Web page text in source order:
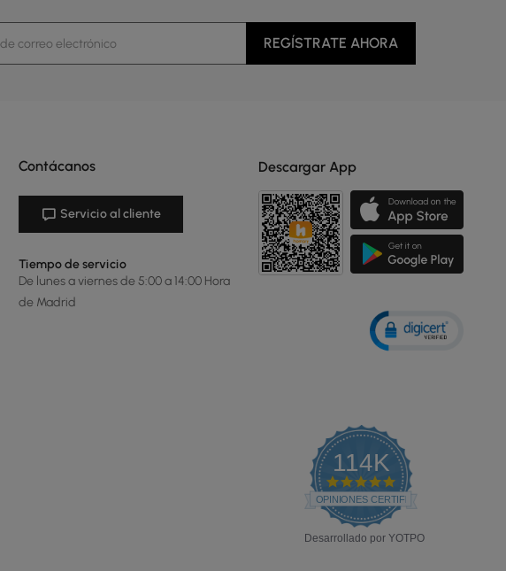
REGÍSTRATE AHORA
Contácanos
Servicio al cliente
Tiempo de servicio
De lunes a viernes de 5:00 a 14:00 Hora
de Madrid
Descargar App
114K
4.8
star
rating
OPINIONES CERTIFICADAS
Desarrollado por YOTPO